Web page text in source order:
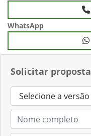
Solicitar proposta
WhatsApp